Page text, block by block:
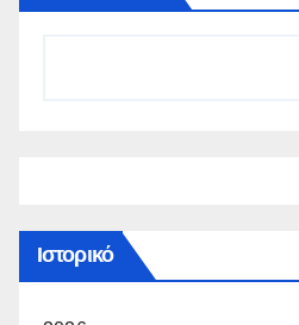
Ιστορικό